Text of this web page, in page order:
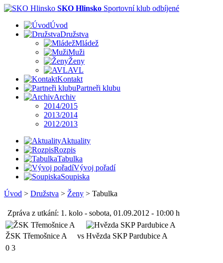
SKO Hlinsko Sportovní klub odbíjené
Úvod
Družstva
Mládež
Muži
Ženy
AVL
Kontakt
Partneři klubu
Archiv
2014/2015
2013/2014
2012/2013
Aktuality
Rozpis
Tabulka
Vývoj pořadí
Soupiska
Úvod > Družstva > Ženy > Tabulka
Zpráva z utkání: 1. kolo - sobota, 01.09.2012 - 10:00 h
ŽSK Třemošnice A vs Hvězda SKP Pardubice A
0 3